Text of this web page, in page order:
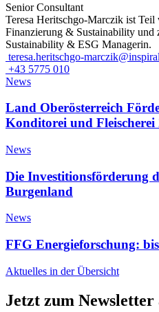
Senior Consultant
Teresa Heritschgo-Marczik ist Teil
Finanzierung & Sustainability und
Sustainability & ESG Managerin.
teresa.heritschgo-
+43 5775 010
News
Land Oberösterreich
Konditorei und Fleischerei
News
Die Investitionsförderung
Burgenland
News
FFG Energieforschung:
Aktuelles in der Übersicht
Jetzt zum Newsletter